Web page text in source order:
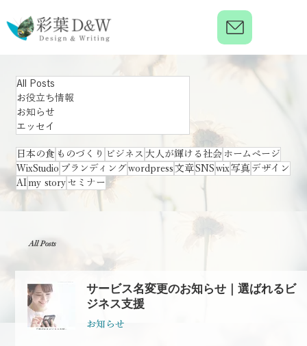
All Posts
お役立ち情報
お知らせ
エッセイ
日本の食 ものづくり ビジネス 大人が輝ける社会 ホームページ
WixStudio ブランディングwordpress 文章SNS wix写真 デザイン
AI
my story セミナー
All Posts
サービス名変更のお知らせ｜選ばれるビ
ジネス支援
お知らせ